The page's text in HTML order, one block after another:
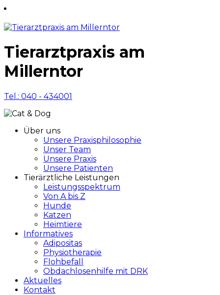
Tierarztpraxis am
Millerntor
Tel.: 040 - 434001
Über uns
Unsere Praxisphilosophie
Unser Team
Unsere Praxis
Unsere Patienten
Tierärztliche Leistungen
Leistungsspektrum
Von A bis Z
Hunde
Katzen
Heimtiere
Informatives
Adipositas
Physiotherapie
Flohbefall
Obdachlosenhilfe mit DRK
Aktuelles
Kontakt